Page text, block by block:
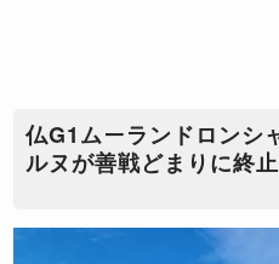
仏G1ムーランドロンシ
ルヌが善戦どまりに終